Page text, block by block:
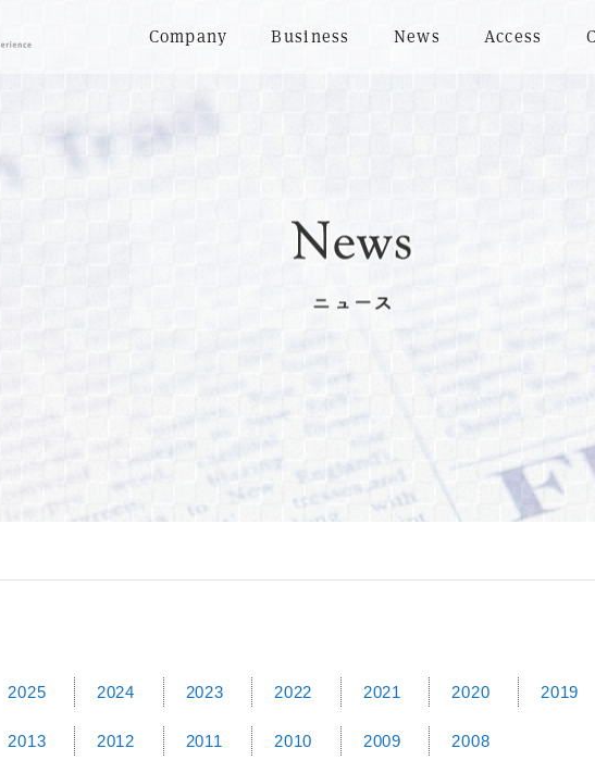
Company Business News Access
2025 2024 2023 2022 2021 2020 2019
2013 2012 2011 2010 2009 2008